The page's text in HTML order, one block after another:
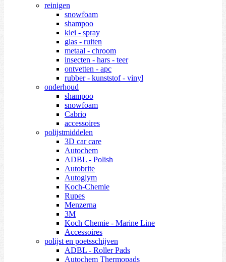
reinigen
snowfoam
shampoo
klei - spray
glas - ruiten
metaal - chroom
insecten - hars - teer
ontvetten - apc
rubber - kunststof - vinyl
onderhoud
shampoo
snowfoam
Cabrio
accessoires
polijstmiddelen
3D car care
Autochem
ADBL - Polish
Autobrite
Autoglym
Koch-Chemie
Rupes
Menzerna
3M
Koch Chemie - Marine Line
Accessoires
polijst en poetsschijven
ADBL - Roller Pads
Autochem Thermopads